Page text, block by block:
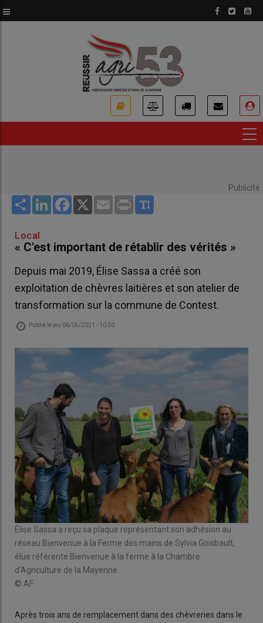
au
Publicité
Share LinkedInFacebook
X Email Print
Local
« C'est important de rétablir des vérités »
Depuis mai 2019, Élise Sassa a créé son
exploitation de chèvres laitières et son atelier de
transformation sur la commune de Contest.
Publié le jeu 06/05/2021 - 10:30
Élise Sassa a reçu sa plaque représentant son adhésion au
réseau Bienvenue à la Ferme des mains de Sylvia Goisbault,
élue référente Bienvenue à la ferme à la Chambre
d'Agriculture de la Mayenne.
© AF
Après trois ans de remplacement dans des chèvreries dans le